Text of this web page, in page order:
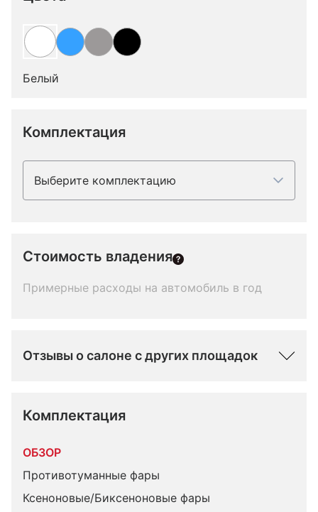
Белый
Комплектация
Выберите комплектацию
Стоимость владения
Примерные расходы на автомобиль в год
Отзывы о салоне с других площадок
Комплектация
ОБЗОР
Противотуманные фары
Ксеноновые/Биксеноновые фары